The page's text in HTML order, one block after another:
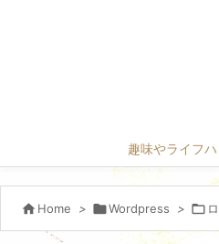
趣味やライフハ
 Home > Wordpress > 